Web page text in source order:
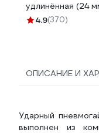
удлинённая (24
DR) Airline AT-
4.9(370)
ОПИСАНИЕ И
Ударный
выполнен из